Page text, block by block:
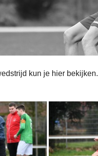
kun je hier bekijken.